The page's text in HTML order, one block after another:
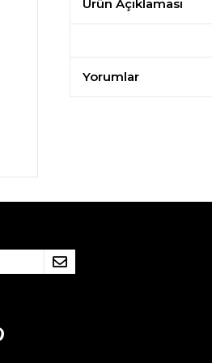
Ürün Açıklaması
Yorumlar